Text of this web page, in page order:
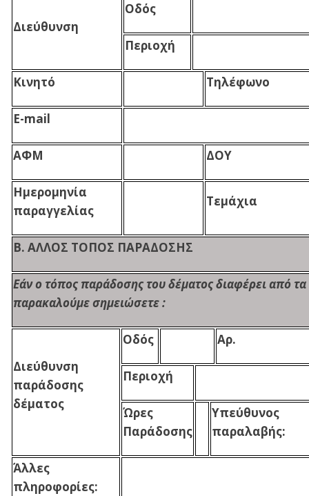
Διεύθυνση
Οδός
Περιοχή
Κινητό Τηλέφωνο
E-mail
ΑΦΜ ΔΟΥ
Ημερομηνία
παραγγελίας
Τεμάχια
Β. ΑΛΛΟΣ ΤΟΠΟΣ ΠΑΡΑΔΟΣΗΣ
Εάν ο τόπος παράδοσης του δέματος διαφέρει από
παρακαλούμε σημειώσετε:
Διεύθυνση
παράδοσης
δέματος
Οδός Αρ.
Περιοχή
Ώρες
Παράδοσης
Υπεύθυνος
παραλαβής:
Άλλες
πληροφορίες: